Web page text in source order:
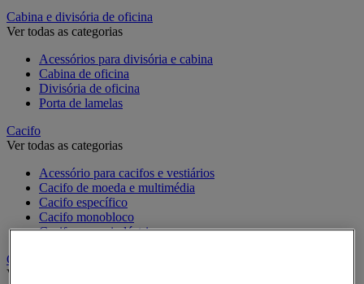
Cabina e divisória de oficina
Ver todas as categorias
Acessórios para divisória e cabina
Cabina de oficina
Divisória de oficina
Porta de lamelas
Cacifo
Ver todas as categorias
Acessório para cacifos e vestiários
Cacifo de moeda e multimédia
Cacifo específico
Cacifo monobloco
Cacifo para a indústria
Carro e reboque de movimentação industriais
Ver todas as categorias